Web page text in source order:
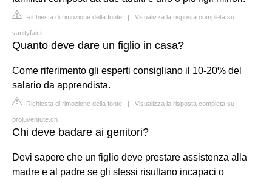
Richiesta di rimozione della fonte | Visualizza la risposta completa su
vanityfair.it
Quanto deve dare un figlio in casa?
Come riferimento gli esperti consigliano il 10-20% del
salario da apprendista.
Richiesta di rimozione della fonte | Visualizza la risposta completa su
projuventute.ch
Chi deve badare ai genitori?
Devi sapere che un figlio deve prestare assistenza alla
madre e al padre se gli stessi risultano incapaci o